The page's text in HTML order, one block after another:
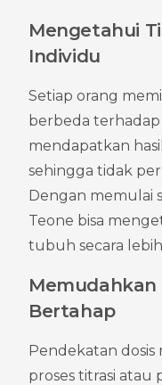
Mengetahui
Individu
Setiap orang
berbeda
mendapatkan
sehingga tidak
Dengan memulai
Teone bisa
tubuh secara
Memudahkan
Bertahap
Pendekatan
proses titrasi atau